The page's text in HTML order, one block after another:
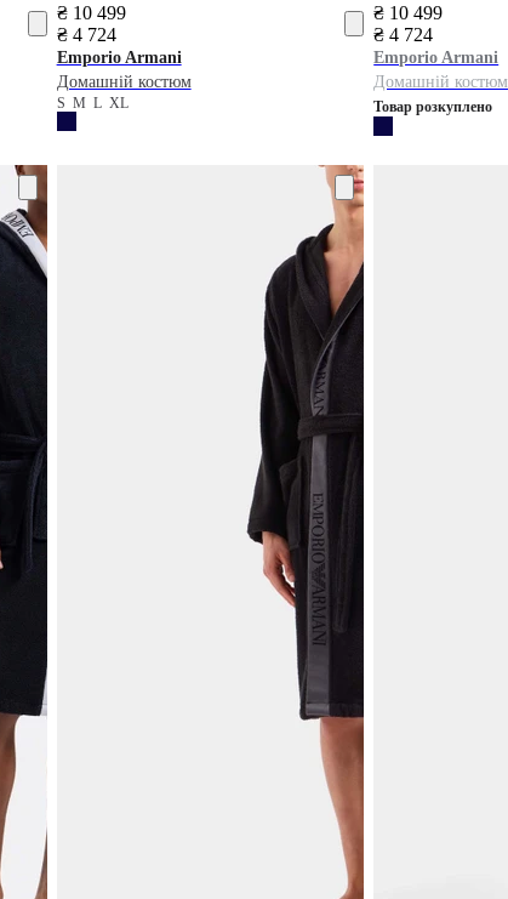
₴ 10 499
₴ 4 724
Emporio Armani
Домашній костюм
S M L XL
₴ 10 499
₴ 4 724
Emporio Armani
Домашній костюм
Товар розкуплено